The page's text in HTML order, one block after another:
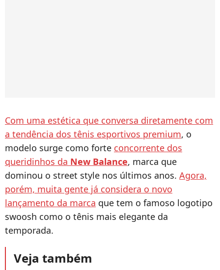
Com uma estética que conversa diretamente com
a tendência dos tênis esportivos premium, o
modelo surge como forte concorrente dos
queridinhos da New Balance, marca que
dominou o street style nos últimos anos. Agora,
porém, muita gente já considera o novo
lançamento da marca que tem o famoso logotipo
swoosh como o tênis mais elegante da
temporada.
Veja também